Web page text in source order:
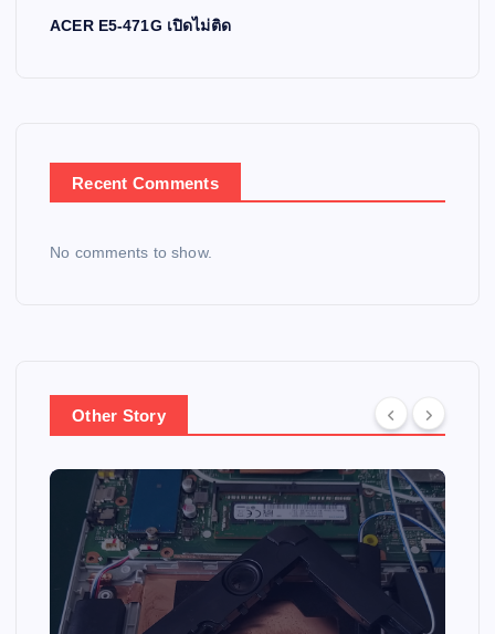
ACER E5-471G เปิดไม่ติด
Recent Comments
No comments to show.
Other Story